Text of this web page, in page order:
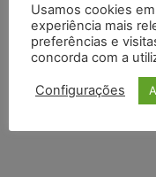
TSE reforça que
invioláveis após
STF inicia julgamento
dos jogos de azar no
Usamos cookies
experiência mais
preferências e
concorda com a
Configurações